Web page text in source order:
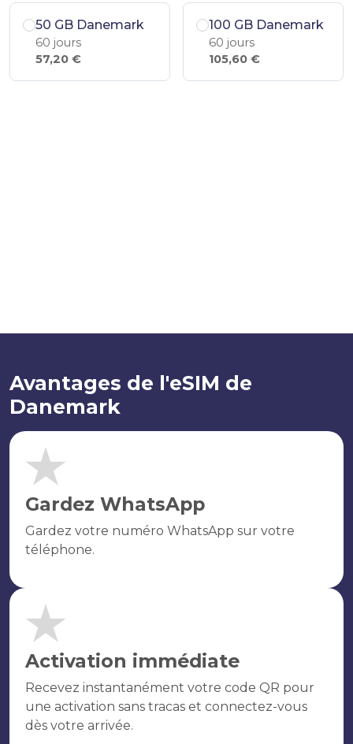
50 GB Danemark
60 jours
57,20 €
100 GB Danemark
60 jours
105,60 €
Avantages de l'eSIM de
Danemark
Gardez WhatsApp
Gardez votre numéro WhatsApp sur votre
téléphone.
Activation immédiate
Recevez instantanément votre code QR pour
une activation sans tracas et connectez-vous
dès votre arrivée.